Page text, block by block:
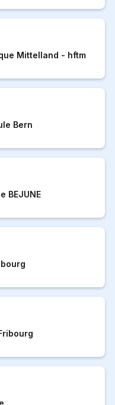
Mittelland - hftm
Bern
BEJUNE